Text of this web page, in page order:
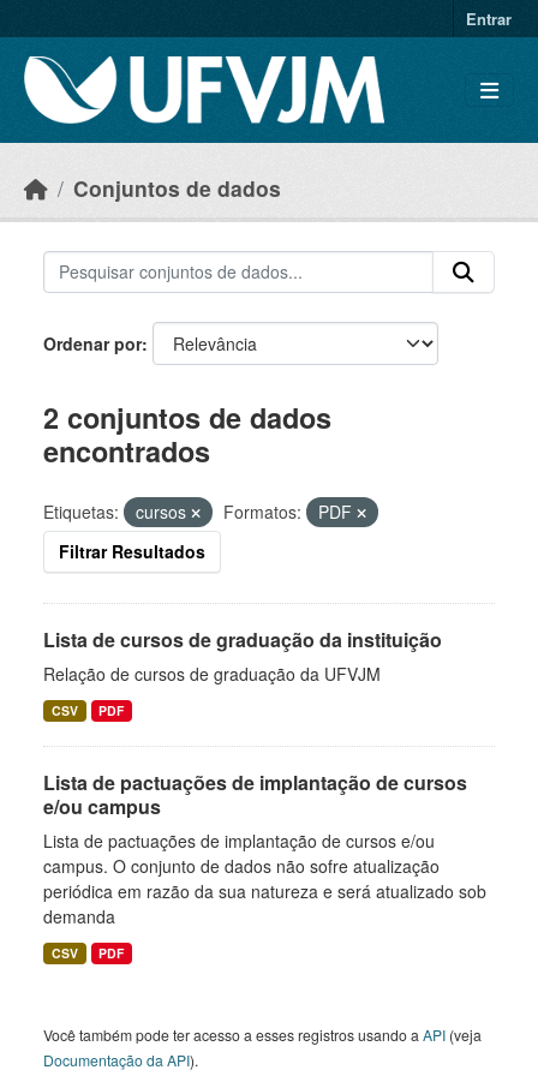
Entrar
Conjuntos de dados
Ordenar por
2 conjuntos de dados
encontrados
Etiquetas: cursos Formatos:
PDF
Filtrar Resultados
Lista de cursos de graduação da instituição
Relação de cursos de graduação da UFVJM
CSV PDF
Lista de pactuações de implantação de cursos
e/ou campus
Lista de pactuações de implantação de cursos e/ou
campus. O conjunto de dados não sofre atualização
periódica em razão da sua natureza e será atualizado sob
demanda
CSV PDF
Você também pode ter acesso a esses registros usando a API (veja
Documentação da API).